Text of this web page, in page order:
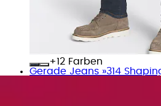
+
Farben
Gerade Jeans »314